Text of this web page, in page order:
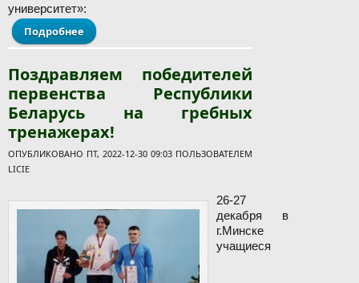
университет»:
Подробнее о Итоги областного конкурса детского рисунка
«Мой край родной»
Поздравляем победителей
первенства Республики
Беларусь на гребных
тренажерах!
ОПУБЛИКОВАНО ПТ, 2022-12-30 09:03 ПОЛЬЗОВАТЕЛЕМ
LICIE
26-27
декабря в
г.Минске
учащиеся